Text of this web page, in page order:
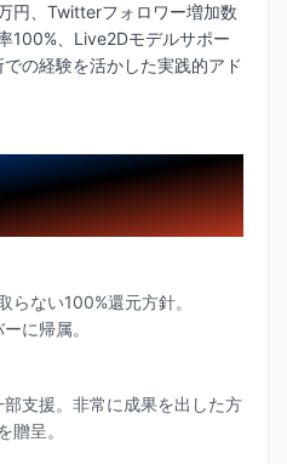
円、Twitterフォロワー増加数
100%、Live2Dモデルサポー
の経験を活かした実践的アド
らない100%還元方針。
に帰属。
支援。非常に成果を出した方
贈呈。